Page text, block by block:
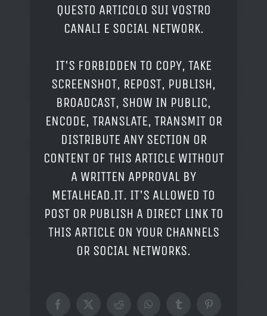
QUESTO ARTICOLO SUI VOSTRO
CANALI E SOCIAL NETWORK.
IT'S FORBIDDEN TO COPY, TAKE
SCREENSHOT, REPOST, PUBLISH,
BROADCAST, SHOW IN PUBLIC,
ENCODE, TRANSLATE, TRANSMIT OR
DISTRIBUTE ANY SECTION OR
CONTENT OF THIS ARTICLE WITHOUT
A WRITTEN APPROVAL BY
METALHEAD.IT. IT'S ALLOWED TO
POST OR PUBLISH A DIRECT LINK TO
THIS ARTICLE ON YOUR CHANNELS
OR SOCIAL NETWORKS.
Facebook
X RedditWhatsAppTumblrPinterest